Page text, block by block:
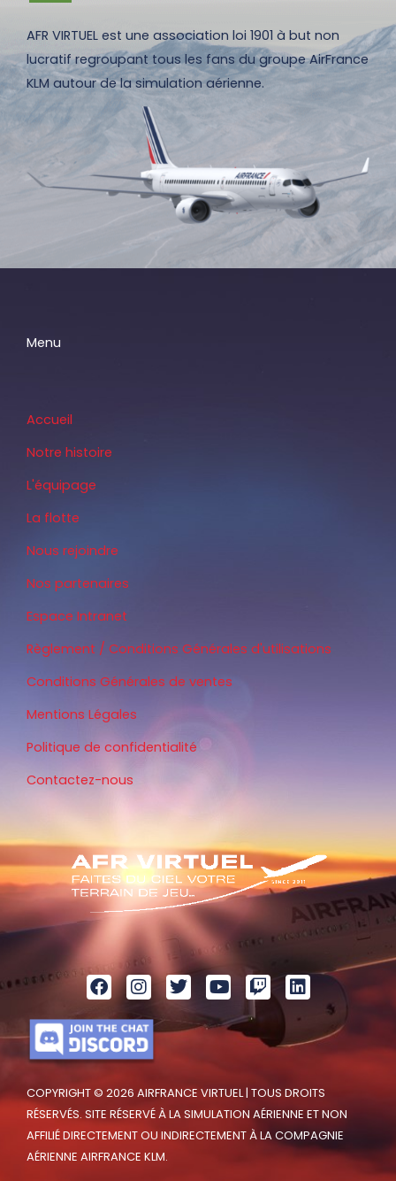
AFR VIRTUEL est une association loi 1901 à but non
lucratif regroupant tous les fans du groupe AirFrance
KLM autour de la simulation aérienne.
COPYRIGHT © 2026 AIRFRANCE VIRTUEL | TOUS DROITS
RÉSERVÉS. SITE RÉSERVÉ À LA SIMULATION AÉRIENNE ET NON
AFFILIÉ DIRECTEMENT OU INDIRECTEMENT À LA COMPAGNIE
AÉRIENNE AIRFRANCE KLM.
Menu
Accueil
Notre histoire
L'équipage
La flotte
Nous rejoindre
Nos partenaires
Espace Intranet
Règlement / Conditions Générales d'utilisations
Conditions Générales de ventes
Mentions Légales
Politique de confidentialité
Contactez-nous